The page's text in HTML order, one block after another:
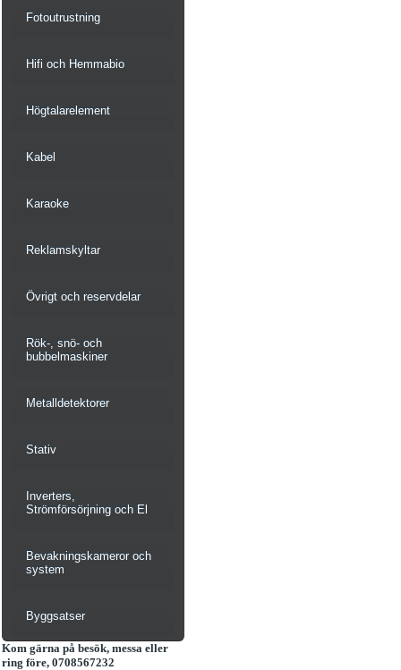
Fotoutrustning
Hifi och Hemmabio
Högtalarelement
Kabel
Karaoke
Reklamskyltar
Övrigt och reservdelar
Rök-, snö- och
bubbelmaskiner
Metalldetektorer
Stativ
Inverters,
Strömförsörjning och El
Bevakningskameror och
system
Byggsatser
Kom gärna på besök, messa eller
ring före, 0708567232